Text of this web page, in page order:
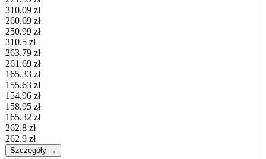
310.09 zł
260.69 zł
250.99 zł
310.5 zł
263.79 zł
261.69 zł
165.33 zł
155.63 zł
154.96 zł
158.95 zł
165.32 zł
262.8 zł
262.9 zł
Szczegóły →